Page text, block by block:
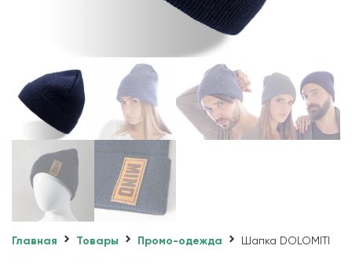
Главная Товары Промо-одежда Шапка DOLOMITI